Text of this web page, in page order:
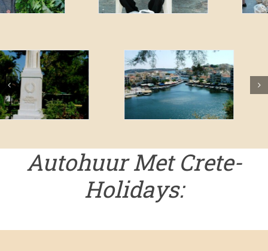
Autohuur Met Crete-
Holidays: